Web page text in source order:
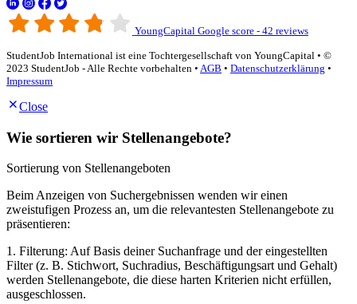
YoungCapital Google score - 42 reviews
StudentJob International ist eine Tochtergesellschaft von YoungCapital • ©
2023 StudentJob - Alle Rechte vorbehalten • AGB • Datenschutzerklärung •
Impressum
Close
Wie sortieren wir Stellenangebote?
Sortierung von Stellenangeboten
Beim Anzeigen von Suchergebnissen wenden wir einen
zweistufigen Prozess an, um die relevantesten Stellenangebote zu
präsentieren:
1. Filterung: Auf Basis deiner Suchanfrage und der eingestellten
Filter (z. B. Stichwort, Suchradius, Beschäftigungsart und Gehalt)
werden Stellenangebote, die diese harten Kriterien nicht erfüllen,
ausgeschlossen.